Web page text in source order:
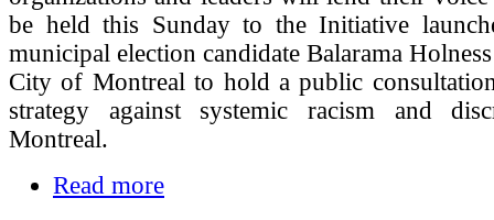
be held this Sunday to the Initiative
municipal election candidate Balarama
City of Montreal to hold a public
strategy against systemic racism and
Montreal.
Read more